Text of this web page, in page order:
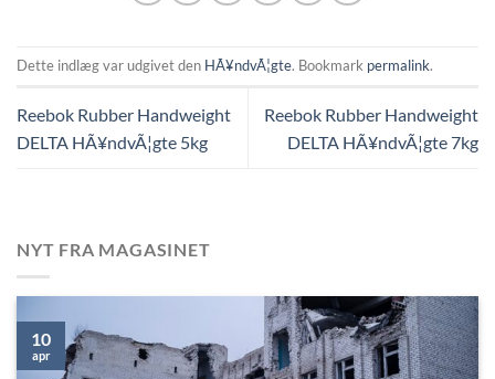
Dette indlæg var udgivet den HÃ¥ndvÃ¦gte. Bookmark permalink.
Reebok Rubber Handweight
DELTA HÃ¥ndvÃ¦gte 5kg
Reebok Rubber Handweight
DELTA HÃ¥ndvÃ¦gte 7kg
NYT FRA MAGASINET
10
apr